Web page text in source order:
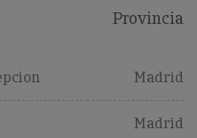
Provincia
Madrid
Madrid